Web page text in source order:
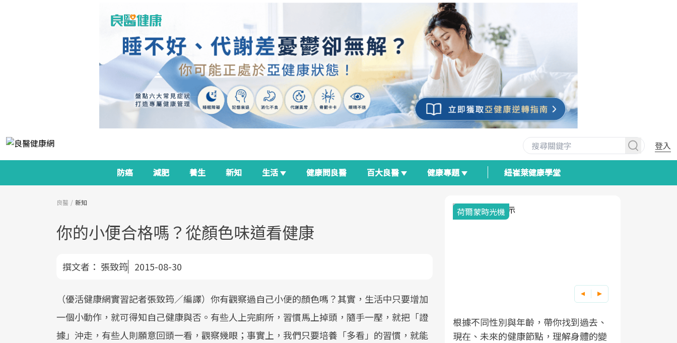
登入
防癌 減肥 養生 新知 生活 健康問良醫 百大良醫 健康專題 紐崔萊健康學堂
良醫 新知
你的小便合格嗎？從顏色味道看健康
撰文者： 張致筠 2015-08-30
（優活健康網實習記者張致筠／編譯）你有觀察過自己小便的顏色嗎？其實，生活中只要增加
一個小動作，就可得知自己健康與否。有些人上完廁所，習慣馬上掉頭，隨手一壓，就把「證
據」沖走，有些人則願意回頭一看，觀察幾眼；事實上，我們只要培養「多看」的習慣，就能
面對超高齡社會的浪潮，台灣正在快速
邁向「健康照護」的新時代。隨著國家
2025年，就到良醫生活祭體驗「一站式
健康新生活」，從講座、體驗到運動，
良醫健康網從「換季的身體變化」出
發，透過醫學觀點與日常感受的對話，
荷爾蒙時光機
根據不同性別與年齡，帶你找到過去、
現在、未來的健康節點，理解身體的變